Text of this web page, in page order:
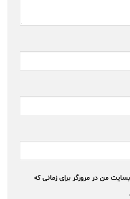
من در مرورگر برای زمانی که